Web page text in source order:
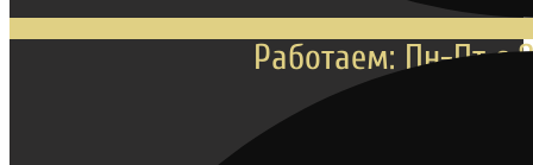
Работаем: Пн-Пт с